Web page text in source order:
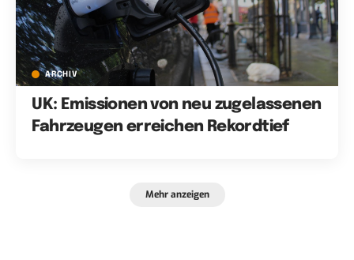
ARCHIV
UK: Emissionen von neu zugelassenen
Fahrzeugen erreichen Rekordtief
Mehr anzeigen